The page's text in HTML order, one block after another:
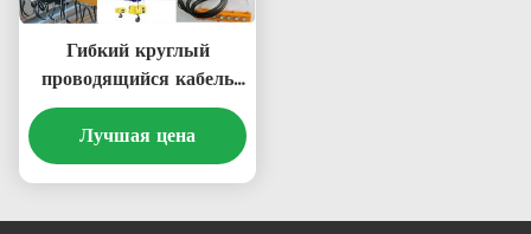
Гибкий круглый
проводящийся кабель
управления для кранов
или других устройств
RVV (((2G)
черном цвете
Лучшая цена